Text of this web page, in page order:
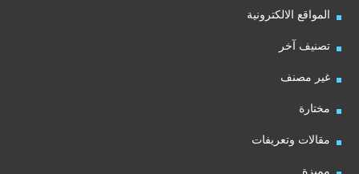
المواقع الالكترونية
تصنيف آخر
غير مصنف
مختارة
مقالات وتعريفات
مميزة